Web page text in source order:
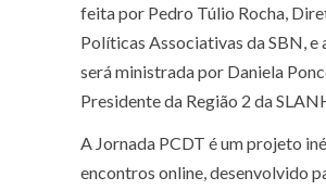
feita por Pedro Túlio Rocha,
Políticas Associativas da SBN, e
será ministrada por Daniela
Presidente da Região 2 da
A Jornada PCDT é um projeto
encontros online, desenvolvido